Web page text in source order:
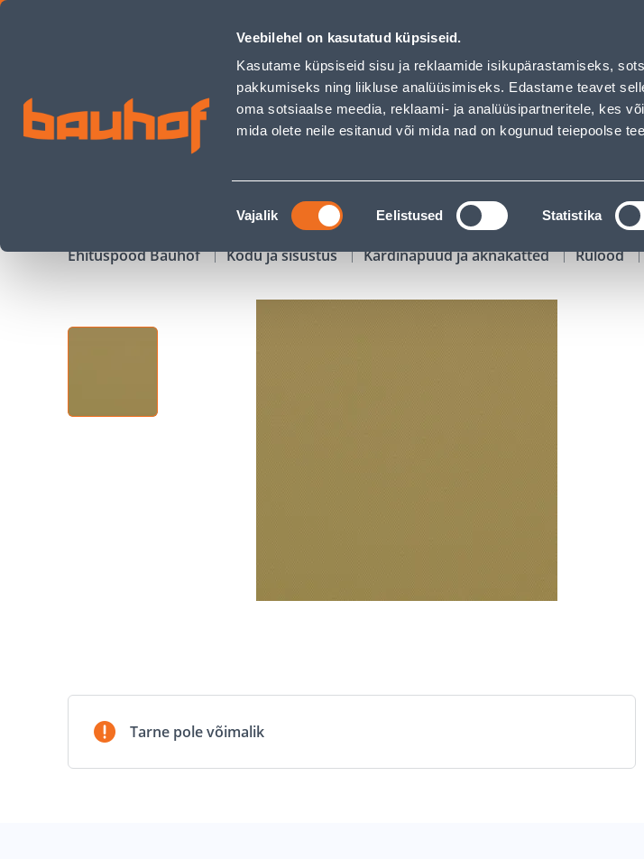
Veebilehel on kasutatud küpsiseid.
Kasutame küpsiseid sisu ja reklaamide isikupärastamiseks,
pakkumiseks ning liikluse analüüsimiseks. Edastame teavet
oma sotsiaalse meedia, reklaami- ja analüüsipartneritele, kes
mida olete neile esitanud või mida nad on kogunud teiepoolse
Nõusoleku
valik
Vajalik Eelistused Statistika
POOLPIMENDAV RULOO CREYA 140X180CM ROHELINE - Bauhof has loaded
Äriklienditeenindus Klienditeenindus Teenused Karjäärileht
OTSI
KAMPAANIAD KATALOOGID
Ehituspood Bauhof Kodu ja sisustus Kardinapuud ja aknakatted Rulood
Tarne pole võimalik